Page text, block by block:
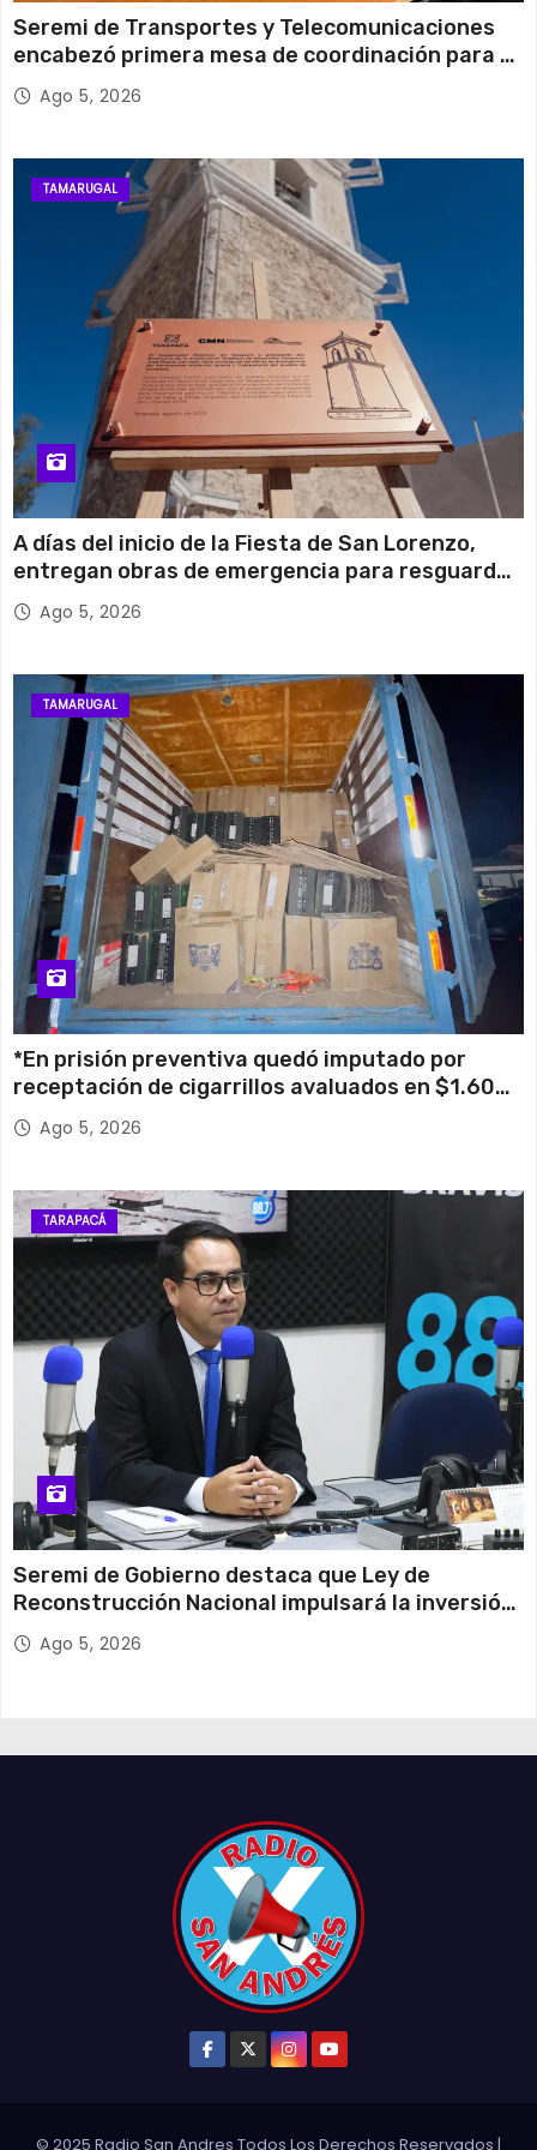
Seremi de Transportes y Telecomunicaciones
encabezó primera mesa de coordinación para el
retiro de cables en desuso en Iquique
Ago 5, 2026
TAMARUGAL
A días del inicio de la Fiesta de San Lorenzo,
entregan obras de emergencia para resguardar
su histórico campanario
Ago 5, 2026
TAMARUGAL
*En prisión preventiva quedó imputado por
receptación de cigarrillos avaluados en $1.600
millones*
Ago 5, 2026
TARAPACÁ
Seremi de Gobierno destaca que Ley de
Reconstrucción Nacional impulsará la inversión
y el empleo en Tarapacá
Ago 5, 2026
© 2025 Radio San Andres Todos Los Derechos Reservados |